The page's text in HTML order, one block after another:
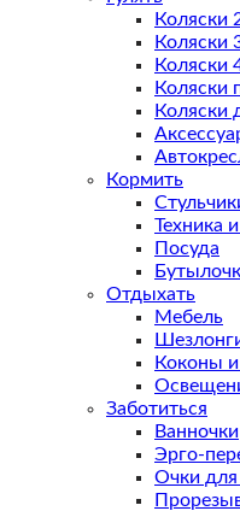
Коляски
Коляски
Коляски
Коляски
Коляски
Кормить
Техника
Посуда
Отдыхать
Мебель
Коконы
Заботиться
Ванночки
Эрго-
Очки для